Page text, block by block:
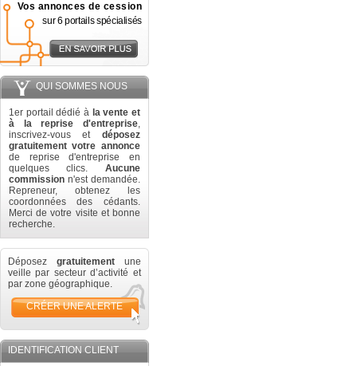
Vos annonces de cession
sur 6 portails spécialisés
QUI SOMMES NOUS
1er portail dédié à la vente et
à la reprise d'entreprise,
inscrivez-vous et déposez
gratuitement votre annonce
de reprise d'entreprise en
quelques clics. Aucune
commission n'est demandée.
Repreneur, obtenez les
coordonnées des cédants.
Merci de votre visite et bonne
recherche.
Déposez gratuitement une
veille par secteur d’activité et
par zone géographique.
CRÉER UNE ALERTE
IDENTIFICATION CLIENT